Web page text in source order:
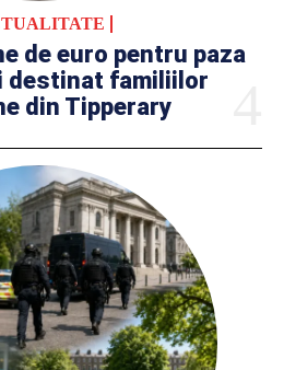
de euro pentru paza
destinat familiilor
din Tipperary